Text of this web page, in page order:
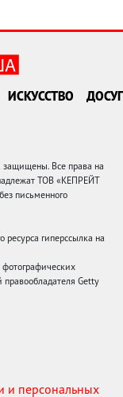
ИСКУССТВО ДОСУГ
Все права на
ТОВ «КЕПРЕЙТ
письменного
гиперссылка на
Getty
и персональных